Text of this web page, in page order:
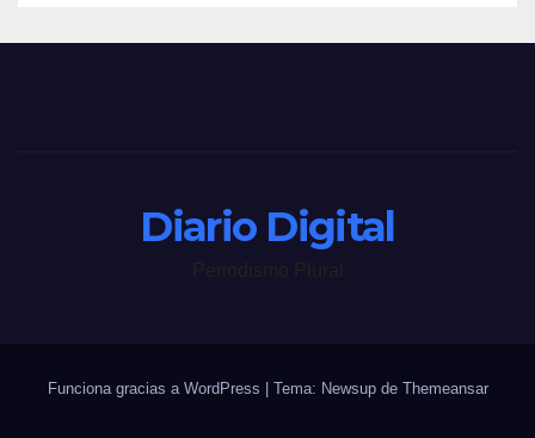
Diario Digital
Funciona gracias a WordPress Tema: Newsup de Themeansar